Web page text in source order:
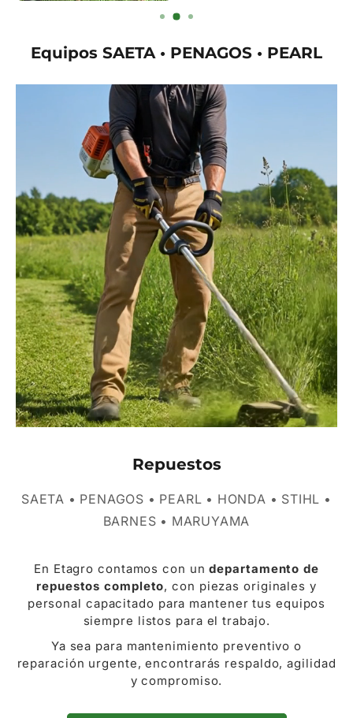
Equipos SAETA • PENAGOS • PEARL
Repuestos
SAETA • PENAGOS • PEARL • HONDA • STIHL •
BARNES • MARUYAMA
En Etagro contamos con undepartamento de
repuestos completo, con piezas originales y
personal capacitado para mantener tus equipos
siempre listos para el trabajo.
Ya sea para mantenimiento preventivo o
reparación urgente, encontrarás respaldo, agilidad
y compromiso.